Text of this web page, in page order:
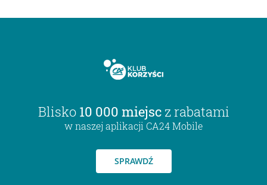
Blisko 10 000 miejsc z rabatami
w naszej aplikacji CA24 Mobile
SPRAWDŹ